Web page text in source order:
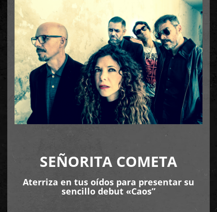
SEÑORITA COMETA
Aterriza en tus oídos para presentar su
sencillo debut «Caos”